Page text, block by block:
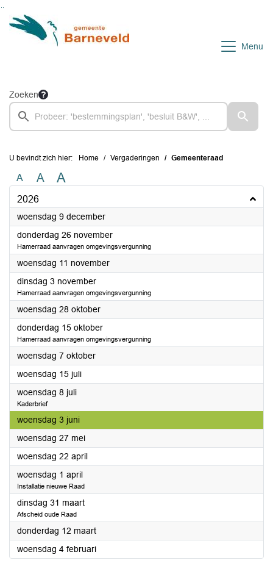
Ga naar de inhoud van deze pagina
Ga naar het zoeken
Ga naar het menu
Menu
Zoeken
U bevindt zich hier: Home Vergaderingen Gemeenteraad
A A A
2026
woensdag 9 december2026
donderdag 26 november2026
Hamerraad aanvragen omgevingsvergunning
woensdag 11 november2026
dinsdag 3 november2026
Hamerraad aanvragen omgevingsvergunning
woensdag 28 oktober2026
donderdag 15 oktober2026
Hamerraad aanvragen omgevingsvergunning
woensdag 7 oktober2026
woensdag 15 juli2026
woensdag 8 juli2026
Kaderbrief
woensdag 3 juni2026
woensdag 27 mei2026
woensdag 22 april2026
woensdag 1 april2026
Installatie nieuwe Raad
dinsdag 31 maart2026
Afscheid oude Raad
donderdag 12 maart2026
woensdag 4 februari2026